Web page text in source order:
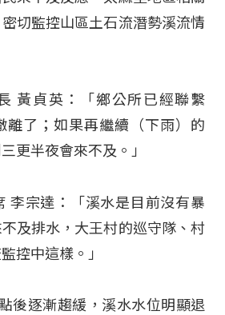
切監控山區土石流潛勢溪流情
黃貞英：「鄉公所已經聯繫
離了；如果再繼續（下雨）的
更半夜會來不及。」
李宗達：「溪水是目前沒有暴
及排水，大王村的巡守隊、村
控中這樣。」
後逐漸趨緩，溪水水位明顯退